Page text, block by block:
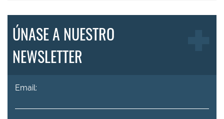
ÚNASE A NUESTRO
NEWSLETTER
Email: